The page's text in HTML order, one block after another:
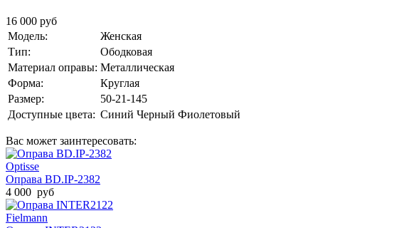
16 000 руб
Модель:
Женская
Тип:
Ободковая
Материал оправы: Металлическая
Форма:
Круглая
Размер:
50-21-145
Доступные цвета: Синий Черный Фиолетовый
Вас может заинтересовать:
Optisse
Оправа BD.IP-2382
4 000 руб
Fielmann